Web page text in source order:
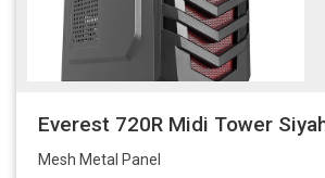
Everest 720R Midi Tower
Mesh Metal Panel